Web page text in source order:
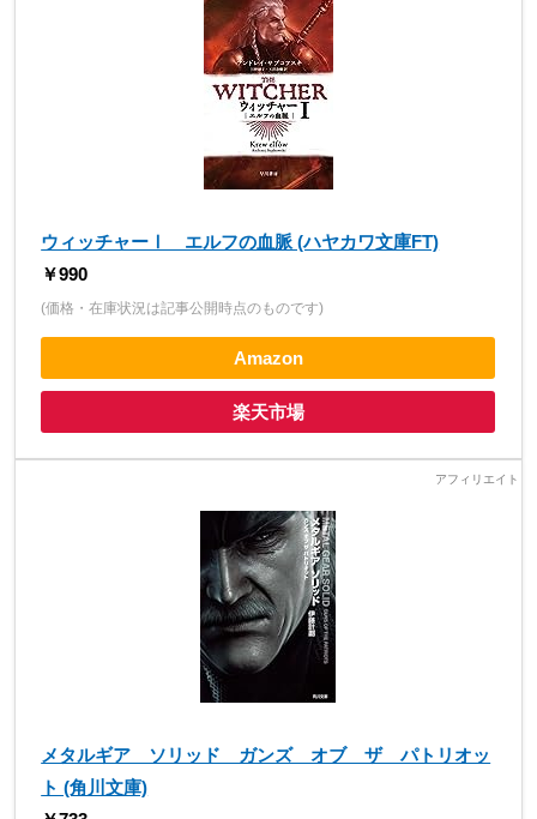
ウィッチャーⅠ エルフの血脈 (ハヤカワ文庫FT)
￥990
(価格・在庫状況は記事公開時点のものです)
Amazon
楽天市場
メタルギア ソリッド ガンズ オブ ザ パトリオッ
ト (角川文庫)